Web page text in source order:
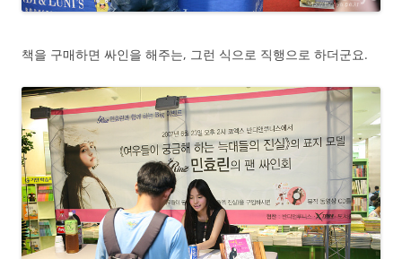
책을 구매하면 싸인을 해주는, 그런 식으로 직행으로 하더군요.